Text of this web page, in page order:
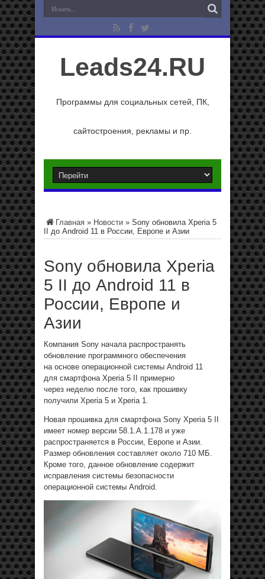
Leads24.RU
Программы для социальных сетей, ПК,
сайтостроения, рекламы и пр.
Главная » Новости » Sony обновила Xperia 5
II до Android 11 в России, Европе и Азии
Sony обновила Xperia
5 II до Android 11 в
России, Европе и
Азии
Компания Sony начала распространять
обновление программного обеспечения
на основе операционной системы Android 11
для смартфона Xperia 5 II примерно
через неделю после того, как прошивку
получили Xperia 5 и Xperia 1.
Новая прошивка для смартфона Sony Xperia 5 II
имеет номер версии 58.1.A.1.178 и уже
распространяется в России, Европе и Азии.
Размер обновления составляет около 710 МБ.
Кроме того, данное обновление содержит
исправления системы безопасности
операционной системы Android.